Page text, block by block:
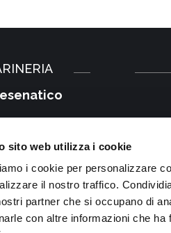
sito web utilizza i cookie
i cookie per personalizzare
il nostro traffico.
partner che si occupano di
con altre informazioni che
: